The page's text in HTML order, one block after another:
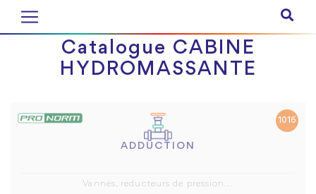
Catalogue CABINE
HYDROMASSANTE
1016
ADDUCTION
Vannes, reducteurs de pression...